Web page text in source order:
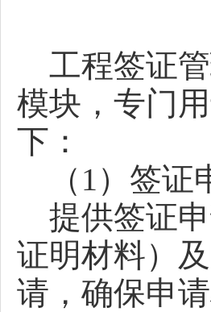
工程签证管
模块，专门
下：
（1）签证
提供签证申
证明材料）
请，确保申